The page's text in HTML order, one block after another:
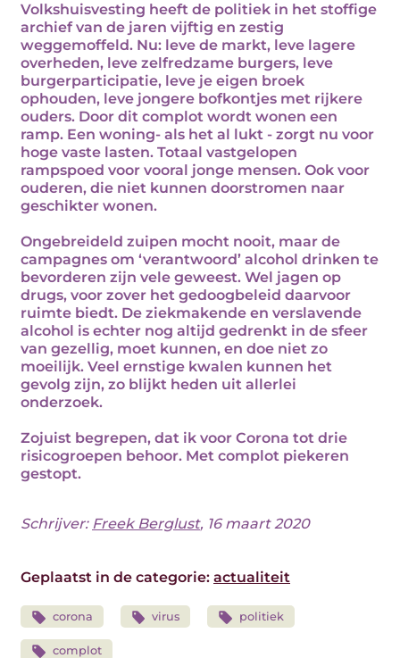
Volkshuisvesting heeft de politiek in het stoffige
archief van de jaren vijftig en zestig
weggemoffeld. Nu: leve de markt, leve lagere
overheden, leve zelfredzame burgers, leve
burgerparticipatie, leve je eigen broek
ophouden, leve jongere bofkontjes met rijkere
ouders. Door dit complot wordt wonen een
ramp. Een woning- als het al lukt - zorgt nu voor
hoge vaste lasten. Totaal vastgelopen
rampspoed voor vooral jonge mensen. Ook voor
ouderen, die niet kunnen doorstromen naar
geschikter wonen.
Ongebreideld zuipen mocht nooit, maar de
campagnes om ‘verantwoord’ alcohol drinken te
bevorderen zijn vele geweest. Wel jagen op
drugs, voor zover het gedoogbeleid daarvoor
ruimte biedt. De ziekmakende en verslavende
alcohol is echter nog altijd gedrenkt in de sfeer
van gezellig, moet kunnen, en doe niet zo
moeilijk. Veel ernstige kwalen kunnen het
gevolg zijn, zo blijkt heden uit allerlei
onderzoek.
Zojuist begrepen, dat ik voor Corona tot drie
risicogroepen behoor. Met complot piekeren
gestopt.
Schrijver: Freek Berglust, 16 maart 2020
Geplaatst in de categorie: actualiteit
corona virus politiek
complot